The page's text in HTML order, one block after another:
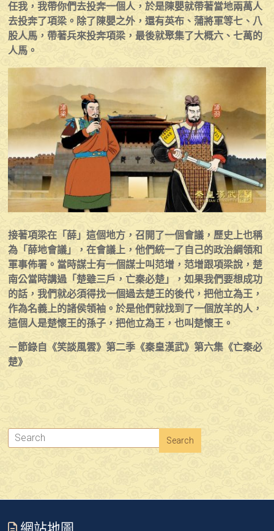
任我，我帶你們去投奔一個人，於是陳嬰就帶著當地兩萬人
去投奔了項梁。除了陳嬰之外，還有英布、蒲將軍等七、八
股人馬，帶著兵來投奔項梁，最後就聚集了大概六、七萬的
人馬。
接著項梁在「薛」這個地方，召開了一個會議，歷史上也稱
為「薛地會議」，在會議上，他們統一了自己的政治綱領和
軍事佈署。當時謀士有一個謀士叫范增，范增跟項梁說，楚
南公當時講過「楚雖三戶，亡秦必楚」，如果我們要想成功
的話，我們就必須得找一個過去楚王的後代，把他立為王，
作為名義上的諸侯領袖。於是他們就找到了一個放羊的人，
這個人是楚懷王的孫子，把他立為王，也叫楚懷王。
－節錄自《笑談風雲》第二季《秦皇漢武》第六集《亡秦必
楚》